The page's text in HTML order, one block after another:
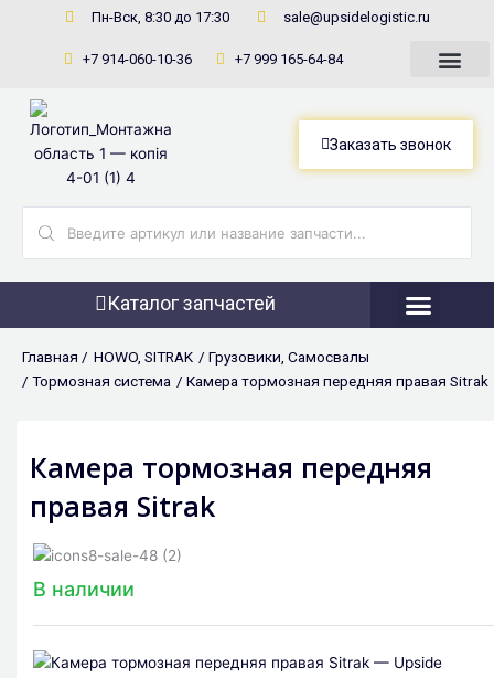
содержимому
Пн-Вск, 8:30 до 17:30 sale@upsidelogistic.ru
+7 914-060-10-36 +7 999 165-64-84
Заказать звонок
Каталог запчастей
Главная / HOWO SITRAK / Грузовики Самосвалы
/ Тормозная система / Камера тормозная передняя правая Sitrak
Камера тормозная передняя
правая Sitrak
В наличии